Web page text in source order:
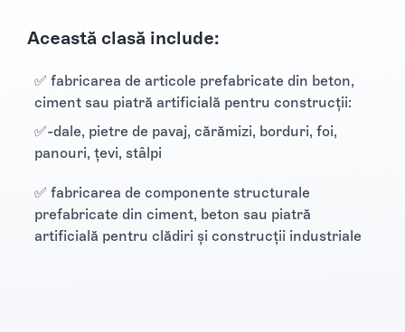
Această clasă include:
✅ fabricarea de articole prefabricate din beton,
ciment sau piatră artificială pentru construcţii:
✅-dale, pietre de pavaj, cărămizi, borduri, foi,
panouri, ţevi, stâlpi
✅ fabricarea de componente structurale
prefabricate din ciment, beton sau piatră
artificială pentru clădiri şi construcţii industriale